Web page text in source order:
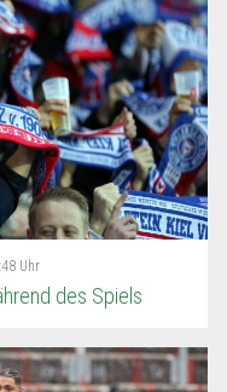
Uhr
des Spiels